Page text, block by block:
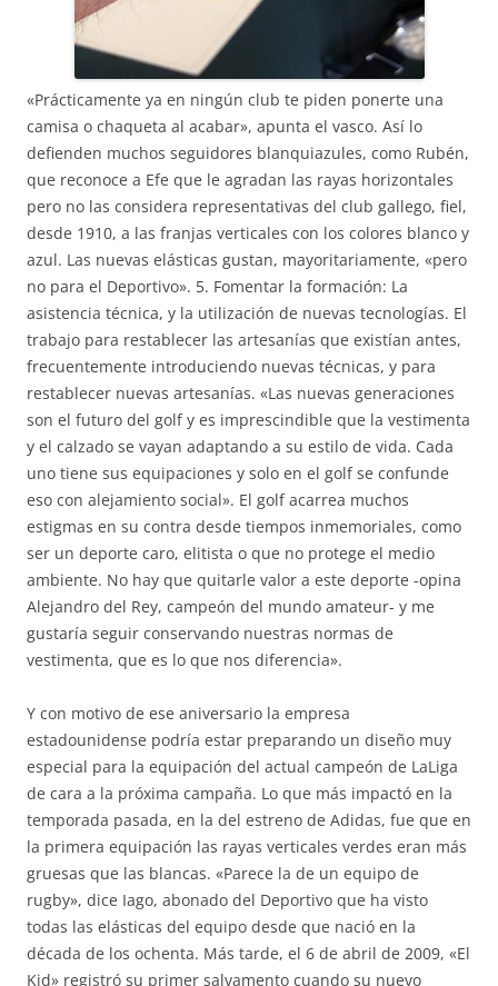
«Prácticamente ya en ningún club te piden ponerte una
camisa o chaqueta al acabar», apunta el vasco. Así lo
defienden muchos seguidores blanquiazules, como Rubén,
que reconoce a Efe que le agradan las rayas horizontales
pero no las considera representativas del club gallego, fiel,
desde 1910, a las franjas verticales con los colores blanco y
azul. Las nuevas elásticas gustan, mayoritariamente, «pero
no para el Deportivo». 5. Fomentar la formación: La
asistencia técnica, y la utilización de nuevas tecnologías. El
trabajo para restablecer las artesanías que existían antes,
frecuentemente introduciendo nuevas técnicas, y para
restablecer nuevas artesanías. «Las nuevas generaciones
son el futuro del golf y es imprescindible que la vestimenta
y el calzado se vayan adaptando a su estilo de vida. Cada
uno tiene sus equipaciones y solo en el golf se confunde
eso con alejamiento social». El golf acarrea muchos
estigmas en su contra desde tiempos inmemoriales, como
ser un deporte caro, elitista o que no protege el medio
ambiente. No hay que quitarle valor a este deporte -opina
Alejandro del Rey, campeón del mundo amateur- y me
gustaría seguir conservando nuestras normas de
vestimenta, que es lo que nos diferencia».
Y con motivo de ese aniversario la empresa
estadounidense podría estar preparando un diseño muy
especial para la equipación del actual campeón de LaLiga
de cara a la próxima campaña. Lo que más impactó en la
temporada pasada, en la del estreno de Adidas, fue que en
la primera equipación las rayas verticales verdes eran más
gruesas que las blancas. «Parece la de un equipo de
rugby», dice Iago, abonado del Deportivo que ha visto
todas las elásticas del equipo desde que nació en la
década de los ochenta. Más tarde, el 6 de abril de 2009, «El
Kid» registró su primer salvamento cuando su nuevo